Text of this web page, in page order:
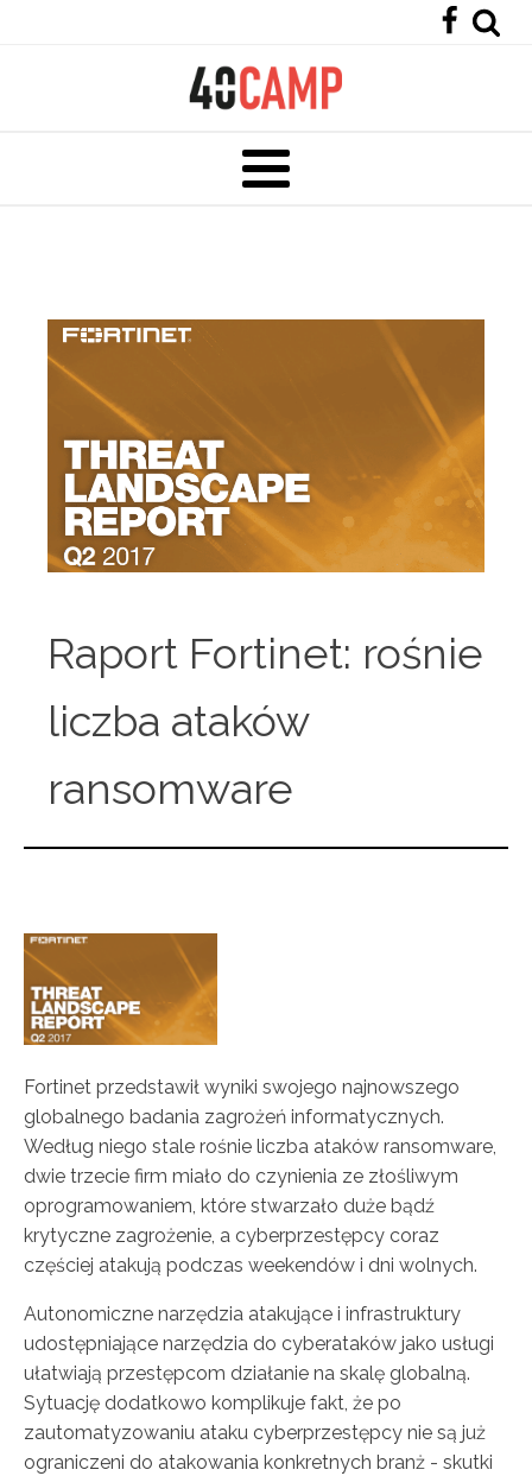
Raport Fortinet: rośnie
liczba ataków
ransomware
Fortinet przedstawił wyniki swojego najnowszego
globalnego badania zagrożeń informatycznych.
Według niego stale rośnie liczba ataków ransomware,
dwie trzecie firm miało do czynienia ze złośliwym
oprogramowaniem, które stwarzało duże bądź
krytyczne zagrożenie, a cyberprzestępcy coraz
częściej atakują podczas weekendów i dni wolnych.
Autonomiczne narzędzia atakujące i infrastruktury
udostępniające narzędzia do cyberataków jako usługi
ułatwiają przestępcom działanie na skalę globalną.
Sytuację dodatkowo komplikuje fakt, że po
zautomatyzowaniu ataku cyberprzestępcy nie są już
ograniczeni do atakowania konkretnych branż - skutki